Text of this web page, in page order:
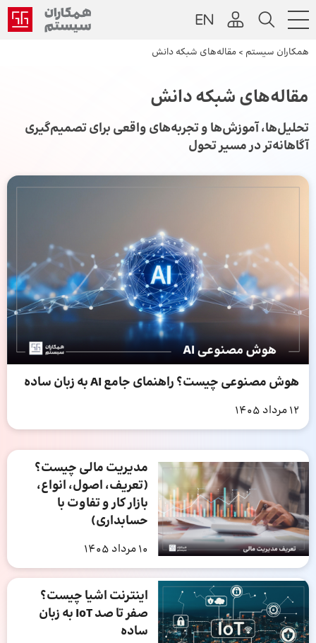
همکاران سیستم > مقاله‌های شبکه دانش
مقاله‌های شبکه دانش
تحلیل‌ها، آموزش‌ها و تجربه‌های واقعی برای تصمیم‌گیری
آگاهانه‌تر در مسیر تحول
هوش مصنوعی چیست؟ راهنمای جامع AI به زبان ساده
12 مرداد 1405
مدیریت مالی چیست؟
(تعریف، اصول، انواع،
بازار کار و تفاوت با
حسابداری)
10 مرداد 1405
اینترنت اشیا چیست؟
صفر تا صد IoT به زبان
ساده